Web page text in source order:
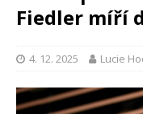
Fiedler míří
4. 12. 2025 Lucie